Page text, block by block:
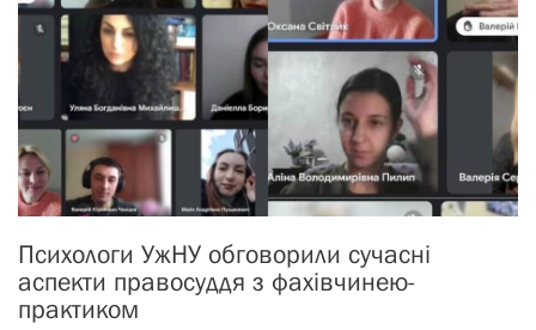
Психологи УжНУ обговорили сучасні
аспекти правосуддя з фахівчинею-
практиком